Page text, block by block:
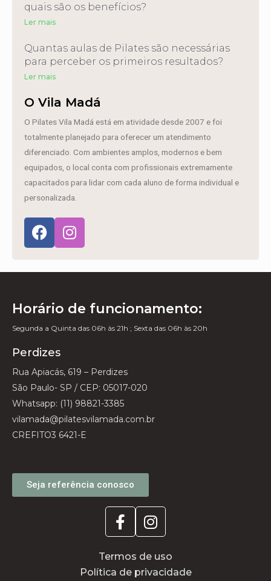
quais são os benefícios?
Ler mais
Quantas aulas de Pilates são necessárias
para perceber os primeiros resultados?
Ler mais
O Vila Madá
O Pilates Vila Madá está em atividade desde 2007 e foi
totalmente planejado para oferecer um atendimento
diferenciado. Com ambientes amplos, modernos e bem
equipados, o local conta com profissionais extremamente
capacitados para lidar com cada aluno de forma individual e
personalizada.
Termos de uso
Política de privacidade
Horário de funcionamento:
Segunda a Quinta das 06h às 21h ; Sexta das 06h às 20h
Perdizes
Rua Apiacás, 619 – Perdizes
São Paulo- SP / CEP: 05017-020
Whatsapp: (11) 98821-3385
vilamada@pilatesvilamada.com.br
CREFITO3 6421-E
Seja referência conosco